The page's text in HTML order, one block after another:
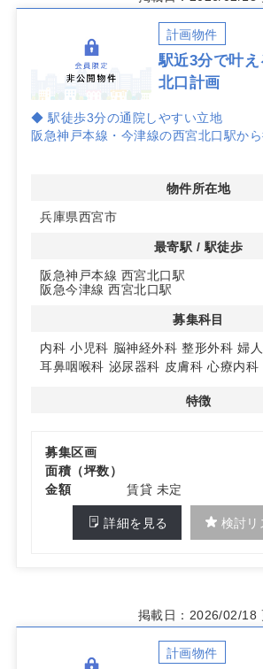
計画物件
駅近3分で叶
北口計画
◆ 駅徒歩3分の通院しやすい立地
阪急神戸本線・今津線の西宮北口駅から
通でのアクセス性が高く、患者さんの
◆ 計画物件ならではの検討余地
ケジュールや必要面積の検討を進めな
を整えやすい点が特徴です。最新の計
◆ 多科目募集で地域ニーズに対応
募集科目は内科・小児科・脳神経外科
科・眼科・耳鼻咽喉科・泌尿器科・皮
か。地域の患者層に合わせた診療科選
の集患力を見据えた開業検討に適して
い合わせください。
物件所在地
兵庫県西宮市
最寄駅 / 駅徒歩
阪急神戸本線 西宮北口駅
阪急今津線 西宮北口駅
募集科目
内科 小児科 脳神経外科 整形外科 婦
耳鼻咽喉科 泌尿器科 皮膚科 心療内科
特徴
募集区画
面積（坪数）
金額
賃貸 未定
詳細を見る 検討リ
掲載日：2026/02/18
計画物件